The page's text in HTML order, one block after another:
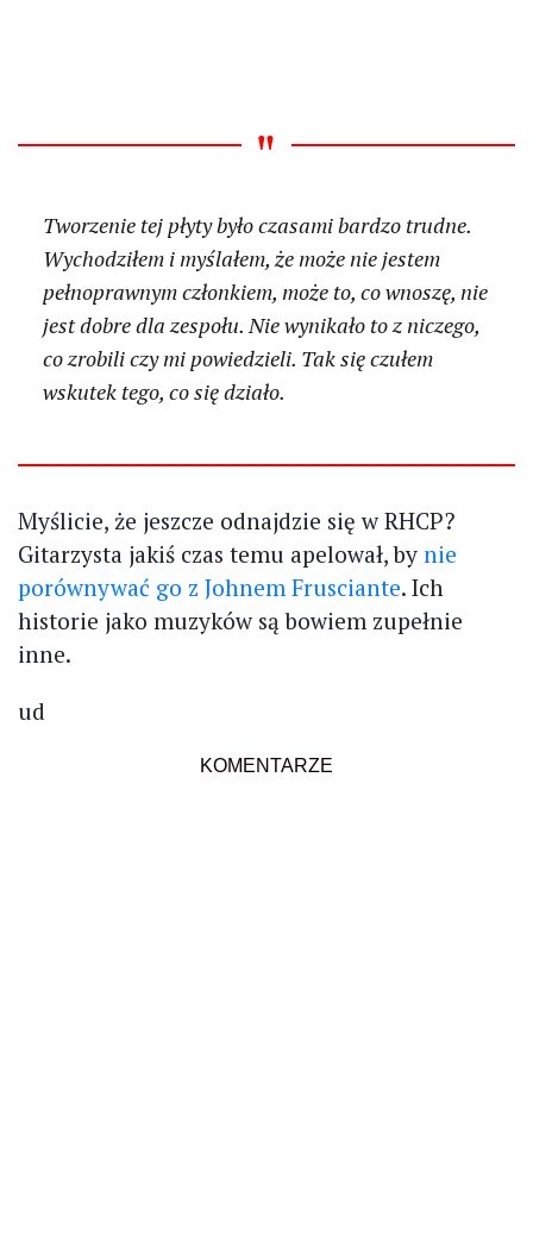
Tworzenie tej płyty było czasami bardzo trudne.
Wychodziłem i myślałem, że może nie jestem
pełnoprawnym członkiem, może to, co wnoszę, nie
jest dobre dla zespołu. Nie wynikało to z niczego,
co zrobili czy mi powiedzieli. Tak się czułem
wskutek tego, co się działo.
Myślicie, że jeszcze odnajdzie się w RHCP?
Gitarzysta jakiś czas temu apelował, by nie
porównywać go z Johnem Frusciante. Ich
historie jako muzyków są bowiem zupełnie
inne.
ud
KOMENTARZE